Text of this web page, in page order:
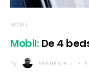
MOBIL
Mobil: De 4
By FREDERIK J.